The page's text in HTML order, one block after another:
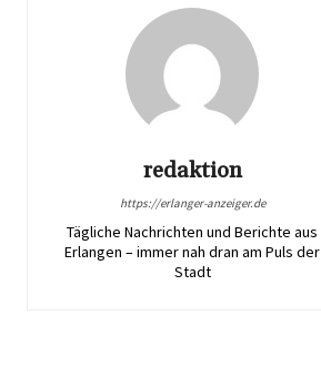
redaktion
https://erlanger-anzeiger.de
Tägliche Nachrichten und Berichte aus
Erlangen – immer nah dran am Puls der
Stadt